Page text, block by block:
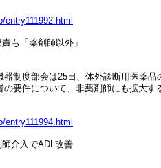
も「薬剤師以外」
制度部会は25日、体外診断用医薬品
要件について、非薬剤師にも拡大す
介入でADL改善